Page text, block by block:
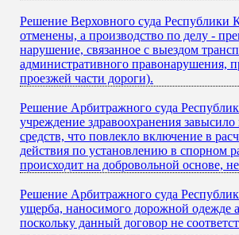
Решение Верховного суда Республики
отменены, а производство по делу -
нарушение, связанное с выездом
административного правонарушения,
проезжей части дороги).
Решение Арбитражного суда
учреждение здравоохранения
средств, что повлекло включение в
действия по установлению в спорном
происходит на добровольной основе,
Решение Арбитражного суда
ущерба, наносимого дорожной одежде
поскольку данный договор не